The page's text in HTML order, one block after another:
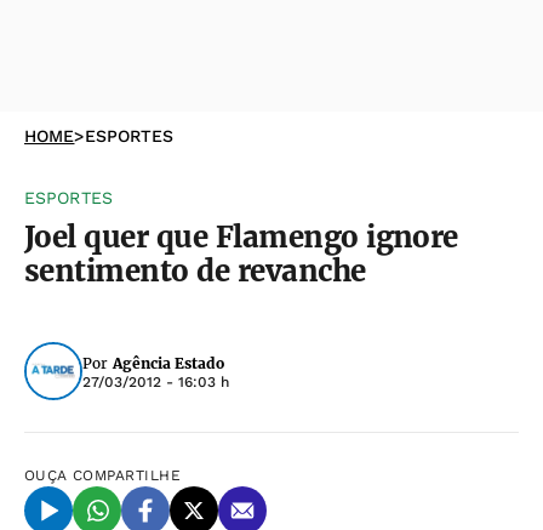
HOME>ESPORTES
ESPORTES
Joel quer que Flamengo ignore
sentimento de revanche
Por Agência Estado
27/03/2012 - 16:03 h
OUÇA COMPARTILHE